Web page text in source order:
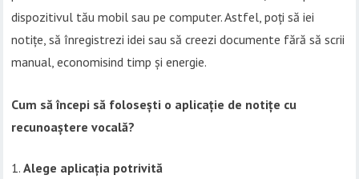
dispozitivul tău mobil sau pe computer. Astfel, poți să iei
notițe, să înregistrezi idei sau să creezi documente fără să scrii
manual, economisind timp și energie.
Cum să începi să folosești o aplicație de notițe cu
recunoaștere vocală?
Alege aplicația potrivită